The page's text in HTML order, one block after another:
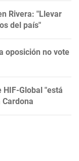
Rivera: "Llevar
del país"
oposición no vote
Global "está